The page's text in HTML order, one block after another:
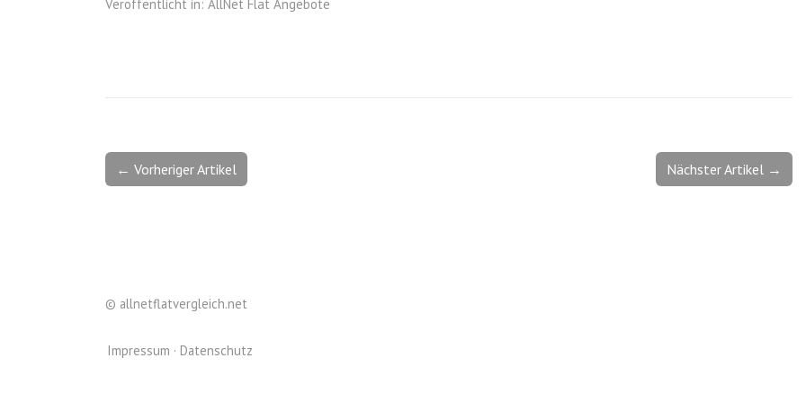
Veröffentlicht in: AllNet Flat Angebote
Nächster Artikel →
← Vorheriger Artikel
© allnetflatvergleich.net
Impressum Datenschutz